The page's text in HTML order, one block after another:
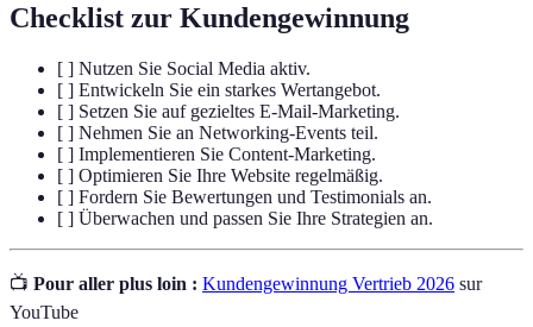
Checklist zur Kundengewinnung
[ ] Nutzen Sie Social Media aktiv.
[ ] Entwickeln Sie ein starkes Wertangebot.
[ ] Setzen Sie auf gezieltes E-Mail-Marketing.
[ ] Nehmen Sie an Networking-Events teil.
[ ] Implementieren Sie Content-Marketing.
[ ] Optimieren Sie Ihre Website regelmäßig.
[ ] Fordern Sie Bewertungen und Testimonials an.
[ ] Überwachen und passen Sie Ihre Strategien an.
📺 Pour aller plus loin : Kundengewinnung Vertrieb 2026 sur
YouTube